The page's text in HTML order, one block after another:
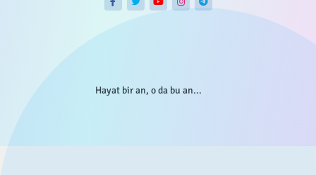
Hayat bir an, o da bu an...